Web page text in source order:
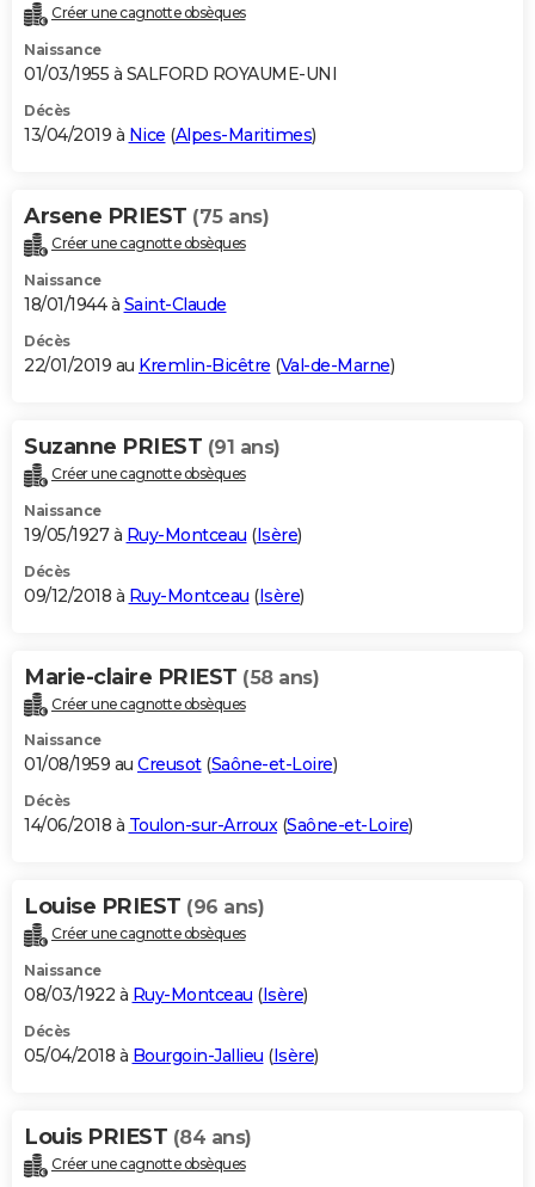
Créer une cagnotte obsèques
Naissance
01/03/1955 à SALFORD ROYAUME-UNI
Décès
13/04/2019 à Nice (Alpes-Maritimes)
Arsene PRIEST (75 ans)
Créer une cagnotte obsèques
Naissance
18/01/1944 à Saint-Claude
Décès
22/01/2019 au Kremlin-Bicêtre (Val-de-Marne)
Suzanne PRIEST (91 ans)
Créer une cagnotte obsèques
Naissance
19/05/1927 à Ruy-Montceau (Isère)
Décès
09/12/2018 à Ruy-Montceau (Isère)
Marie-claire PRIEST (58 ans)
Créer une cagnotte obsèques
Naissance
01/08/1959 au Creusot(Saône-et-Loire)
Décès
14/06/2018 à Toulon-sur-Arroux(Saône-et-Loire)
Louise PRIEST (96 ans)
Créer une cagnotte obsèques
Naissance
08/03/1922 à Ruy-Montceau (Isère)
Décès
05/04/2018 à Bourgoin-Jallieu (Isère)
Louis PRIEST (84 ans)
Créer une cagnotte obsèques